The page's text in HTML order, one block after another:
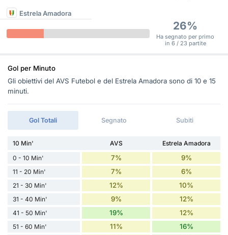
Estrela Amadora
26%
Ha segnato per primo
in 6 / 23 partite
Gol per Minuto
Gli obiettivi del AVS Futebol e del Estrela Amadora sono di 10 e 15
minuti.
Gol Totali Segnato Subiti
10 Min' AVS
Estrela Amadora
0 - 10 Min'
7% 9%
11 - 20 Min' 7% 6%
21 - 30 Min' 12% 10%
31 - 40 Min' 9% 12%
41 - 50 Min' 19% 12%
51 - 60 Min' 11% 16%